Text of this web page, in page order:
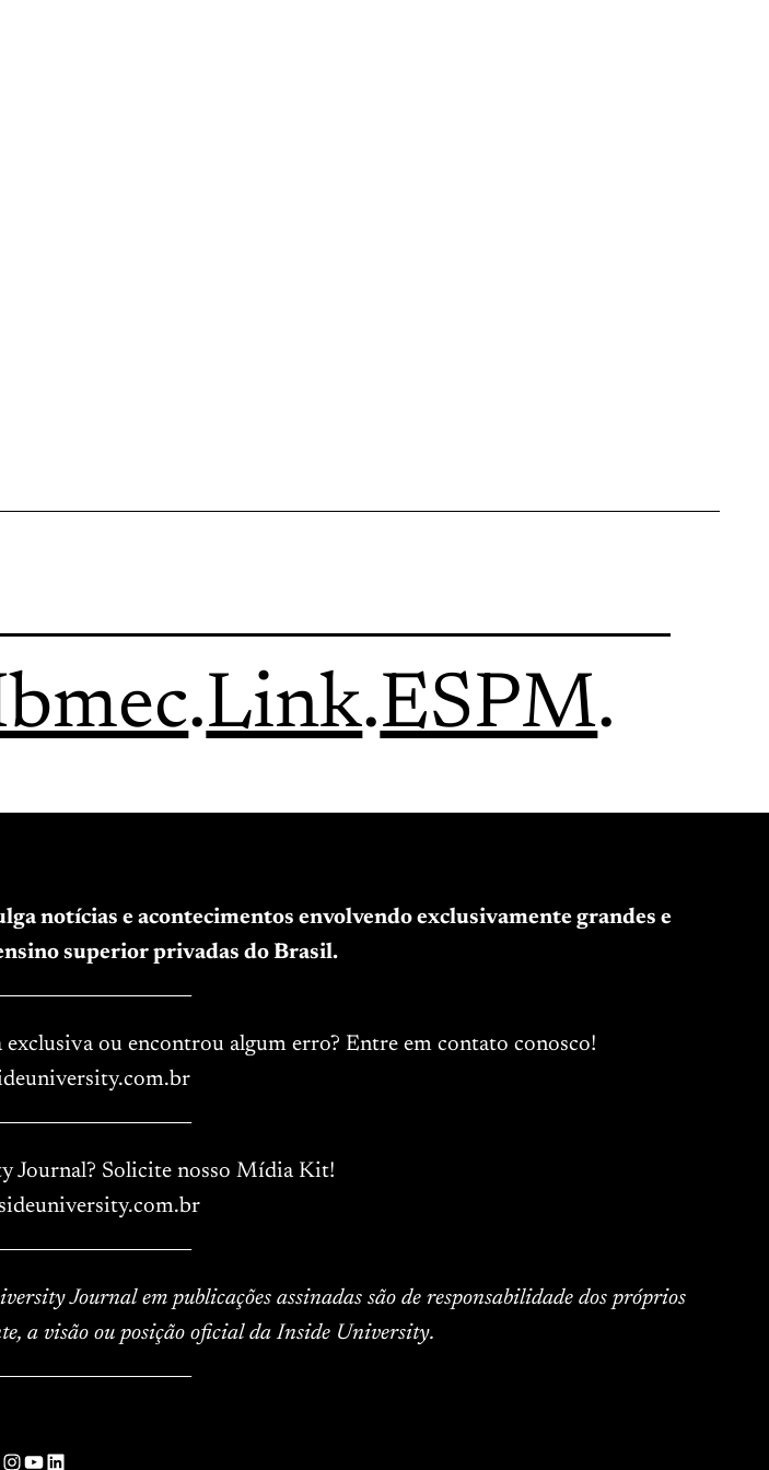
.Link.ESPM.
notícias e acontecimentos envolvendo exclusivamente grandes e
superior privadas do Brasil.
ou encontrou algum erro? Entre em contato conosco!
Journal? Solicite nosso Mídia Kit!
Journal em publicações assinadas são de responsabilidade dos próprios
a visão ou posição oficial da Inside University.
Instagram
YouTube
LinkedIn